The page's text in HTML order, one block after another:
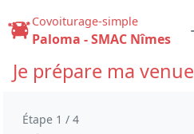
Covoiturage-simple
Paloma - SMAC Nîmes
Je prépare ma venue
Étape 1 / 4